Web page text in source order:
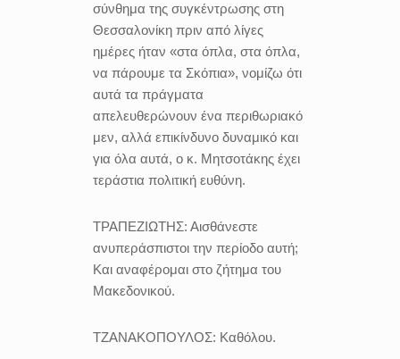
σύνθημα της συγκέντρωσης στη
Θεσσαλονίκη πριν από λίγες
ημέρες ήταν «στα όπλα, στα όπλα,
να πάρουμε τα Σκόπια», νομίζω ότι
αυτά τα πράγματα
απελευθερώνουν ένα περιθωριακό
μεν, αλλά επικίνδυνο δυναμικό και
για όλα αυτά, ο κ. Μητσοτάκης έχει
τεράστια πολιτική ευθύνη.
ΤΡΑΠΕΖΙΩΤΗΣ: Αισθάνεστε
ανυπεράσπιστοι την περίοδο αυτή;
Και αναφέρομαι στο ζήτημα του
Μακεδονικού.
ΤΖΑΝΑΚΟΠΟΥΛΟΣ: Καθόλου.